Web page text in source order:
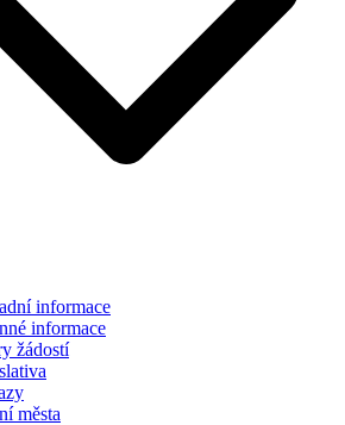
informace
informace
žádostí
města